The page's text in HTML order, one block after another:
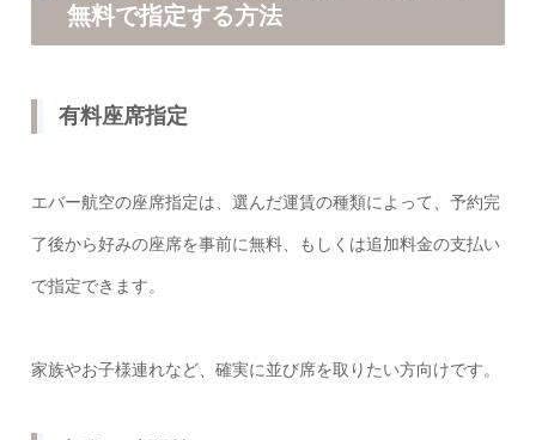
無料で指定する方法
有料座席指定
エバー航空の座席指定は、選んだ運賃の種類によって、予約完
了後から好みの座席を事前に無料、もしくは追加料金の支払い
で指定できます。
家族やお子様連れなど、確実に並び席を取りたい方向けです。